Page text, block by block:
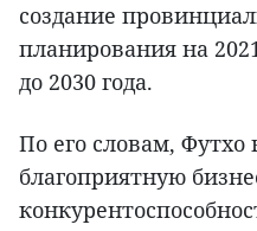
создание
планирования на
до 2030 года.
По его словам, Футхо
благоприятную